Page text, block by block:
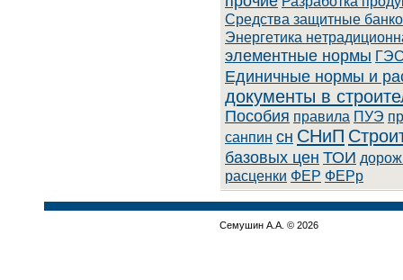
Cpeдcтвa зaщитныe
Энepгeтикa
элементные нормы
Единичные нормы и
документы в
Пособия правила ПУЭ
санпин сн СНиП
базовых цен ТОИ
расценки ФЕР ФЕРр
Семушин А.А. © 2026